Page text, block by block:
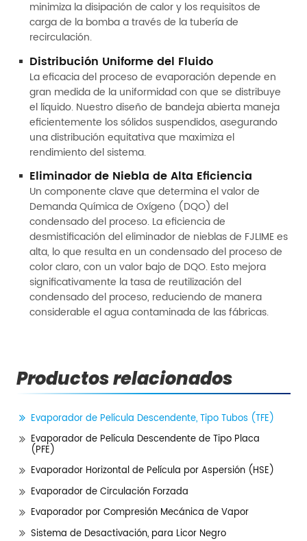
minimiza la disipación de calor y los requisitos de
carga de la bomba a través de la tubería de
recirculación.
Distribución Uniforme del Fluido
La eficacia del proceso de evaporación depende en
gran medida de la uniformidad con que se distribuye
el líquido. Nuestro diseño de bandeja abierta maneja
eficientemente los sólidos suspendidos, asegurando
una distribución equitativa que maximiza el
rendimiento del sistema.
Eliminador de Niebla de Alta Eficiencia
Un componente clave que determina el valor de
Demanda Química de Oxígeno (DQO) del
condensado del proceso. La eficiencia de
desmistificación del eliminador de nieblas de FJLIME es
alta, lo que resulta en un condensado del proceso de
color claro, con un valor bajo de DQO. Esto mejora
significativamente la tasa de reutilización del
condensado del proceso, reduciendo de manera
considerable el agua contaminada de las fábricas.
Productos relacionados
Evaporador de Película Descendente, Tipo Tubos (TFE)
Evaporador de Película Descendente de Tipo Placa
(PFE)
Evaporador Horizontal de Película por Aspersión (HSE)
Evaporador de Circulación Forzada
Evaporador por Compresión Mecánica de Vapor
Sistema de Desactivación, para Licor Negro